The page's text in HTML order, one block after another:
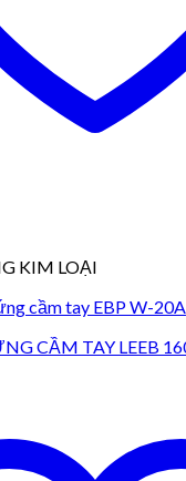
KIM LOẠI
cầm tay EBP W-20A